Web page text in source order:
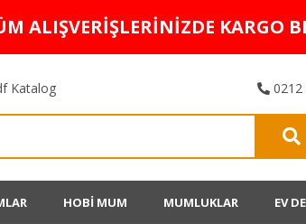
ALIŞVERİŞLERİNİZDE KARGO
Katalog 0212
HOBİ MUM MUMLUKLAR EV